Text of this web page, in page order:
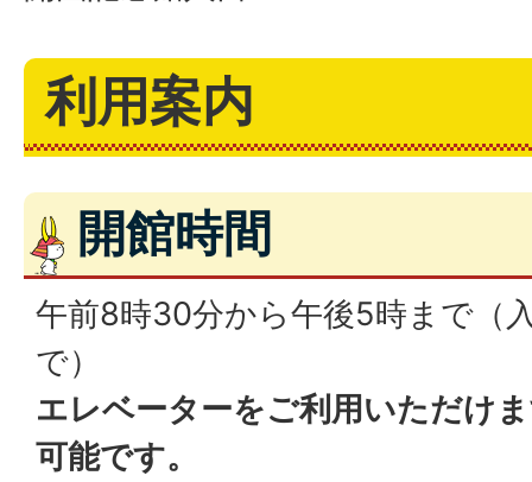
利用案内
開館時間
午前8時30分から午後5時まで（
で）
エレベーターをご利用いただけ
可能です。